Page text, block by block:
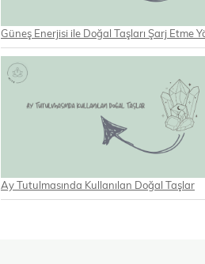
Güneş Enerjisi ile Doğal Taşları Şarj Etme
Ay Tutulmasında Kullanılan Doğal Taşlar